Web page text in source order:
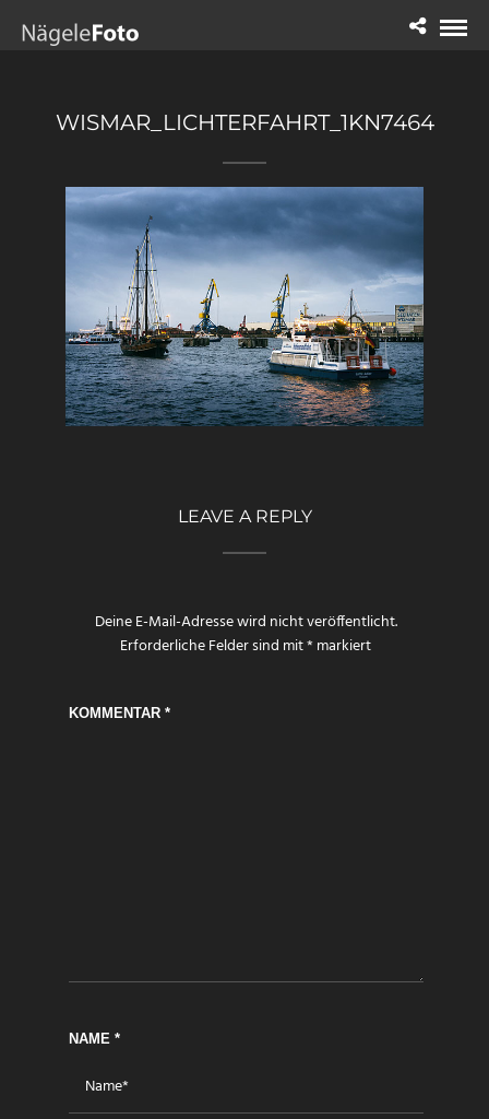
WISMAR_LICHTERFAHRT_1KN7464
LEAVE A REPLY
Deine E-Mail-Adresse wird nicht veröffentlicht.
Erforderliche Felder sind mit*markiert
KOMMENTAR *
NAME *